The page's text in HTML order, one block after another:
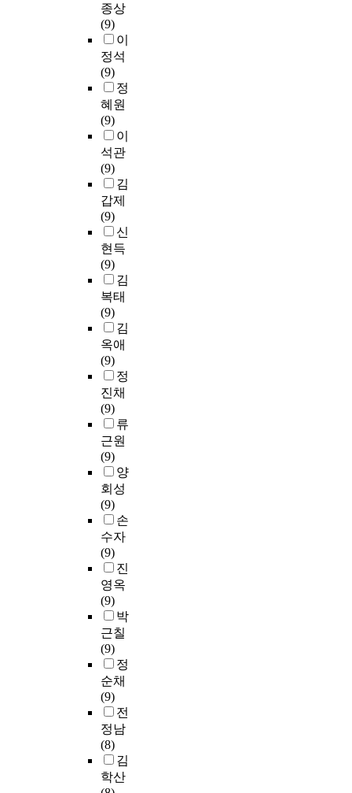
종상
(9)
이
정석
(9)
정
혜원
(9)
이
석관
(9)
김
갑제
(9)
신
현득
(9)
김
복태
(9)
김
옥애
(9)
정
진채
(9)
류
근원
(9)
양
회성
(9)
손
수자
(9)
진
영옥
(9)
박
근칠
(9)
정
순채
(9)
전
정남
(8)
김
학산